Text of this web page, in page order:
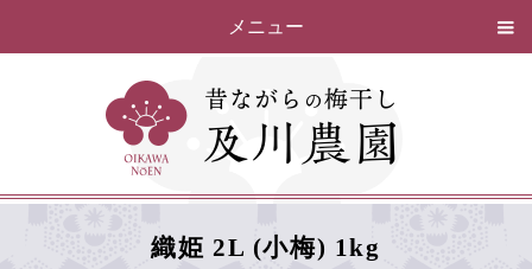
メニュー
織姫 2L (小梅) 1kg